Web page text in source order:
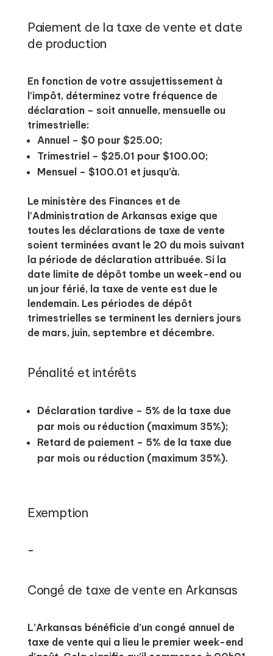
Paiement de la taxe de vente et date
de production
En fonction de votre assujettissement à
l’impôt, déterminez votre fréquence de
déclaration – soit annuelle, mensuelle ou
trimestrielle:
Annuel – $0 pour $25.00;
Trimestriel – $25.01 pour $100.00;
Mensuel – $100.01 et jusqu’à.
Le ministère des Finances et de
l’Administration de Arkansas exige que
toutes les déclarations de taxe de vente
soient terminées avant le 20 du mois suivant
la période de déclaration attribuée. Si la
date limite de dépôt tombe un week-end ou
un jour férié, la taxe de vente est due le
lendemain. Les périodes de dépôt
trimestrielles se terminent les derniers jours
de mars, juin, septembre et décembre.
Pénalité et intérêts
Déclaration tardive – 5% de la taxe due
par mois ou réduction (maximum 35%);
Retard de paiement – 5% de la taxe due
par mois ou réduction (maximum 35%).
Exemption
–
Congé de taxe de vente en Arkansas
L’Arkansas bénéficie d’un congé annuel de
taxe de vente qui a lieu le premier week-end